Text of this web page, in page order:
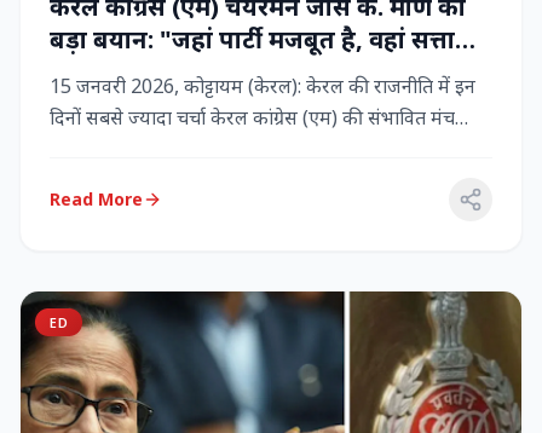
बड़ा बयान: "जहां पार्टी मजबूत है, वहां सत्ता
बनी रहेगी" – LDF के साथ बने रहने पर जोर
15 जनवरी 2026, कोट्टायम (केरल): केरल की राजनीति में इन
दिनों सबसे ज्यादा चर्चा केरल कांग्रेस (एम) की संभावित मंच
Read More
ED